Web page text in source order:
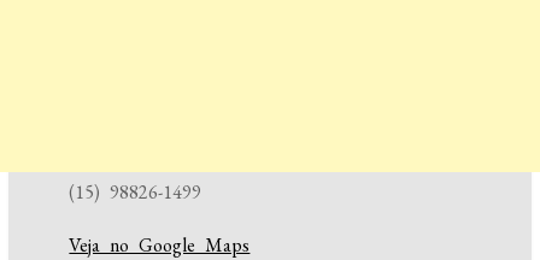
(15) 98826-1499
Veja no Google Maps